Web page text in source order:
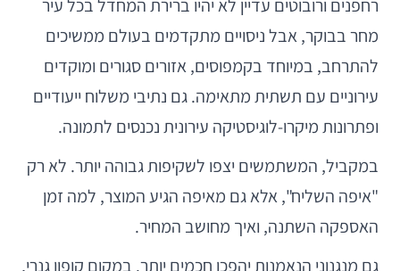
רחפנים ורובוטים עדיין לא יהיו ברירת המחדל בכל עיר
מחר בבוקר, אבל ניסויים מתקדמים בעולם ממשיכים
להתרחב, במיוחד בקמפוסים, אזורים סגורים ומוקדים
עירוניים עם תשתית מתאימה. גם נתיבי משלוח ייעודיים
ופתרונות מיקרו-לוגיסטיקה עירונית נכנסים לתמונה.
במקביל, המשתמשים יצפו לשקיפות גבוהה יותר. לא רק
"איפה השליח", אלא גם מאיפה הגיע המוצר, למה זמן
האספקה השתנה, ואיך מחושב המחיר.
גם מנגנוני הנאמנות יהפכו חכמים יותר. במקום קופון גנרי,